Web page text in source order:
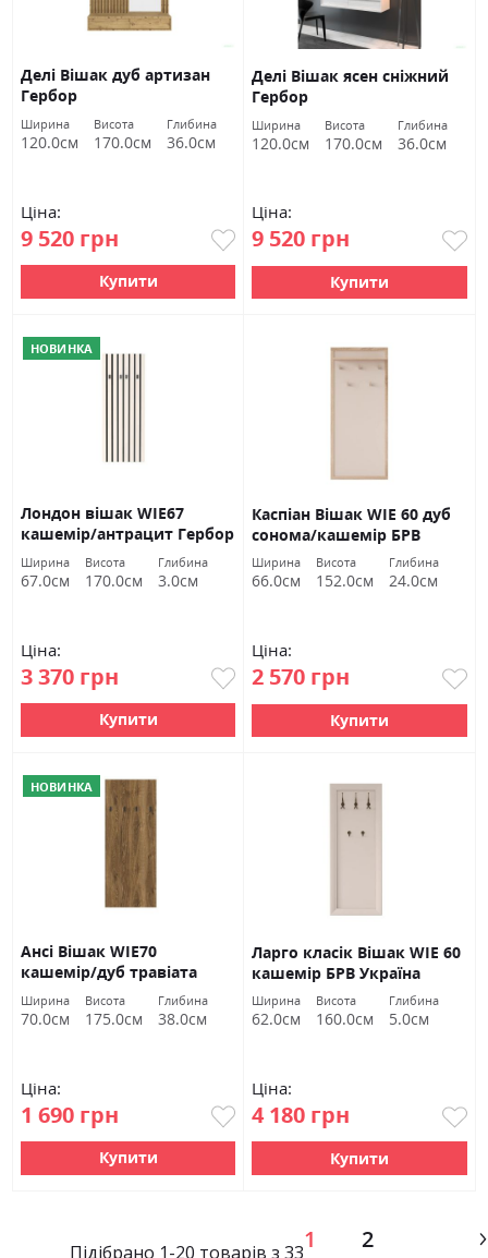
Делі Вішак дуб артизан
Гербор
Ширина
120.0см
Висота
170.0см
Глибина
36.0см
Ціна:
9 520 грн
Купити
Делі Вішак ясен сніжний
Гербор
Ширина
120.0см
Висота
170.0см
Глибина
36.0см
Ціна:
9 520 грн
Купити
НОВИНКА
Лондон вішак WIE67
кашемір/антрацит Гербор
Ширина
67.0см
Висота
170.0см
Глибина
3.0см
Ціна:
3 370 грн
Купити
Каспіан Вішак WIE 60 дуб
сонома/кашемір БРВ
Україна
Ширина
66.0см
Висота
152.0см
Глибина
24.0см
Ціна:
2 570 грн
Купити
НОВИНКА
Ансі Вішак WIE70
кашемір/дуб травіата
Гербор
Ширина
70.0см
Висота
175.0см
Глибина
38.0см
Ціна:
1 690 грн
Купити
Ларго класік Вішак WIE 60
кашемір БРВ Україна
Ширина
62.0см
Висота
160.0см
Глибина
5.0см
Ціна:
4 180 грн
Купити
Підібрано 1-20 товарів з 33
Page
1 2